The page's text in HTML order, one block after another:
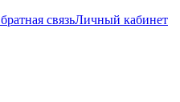
связьЛичный кабинет